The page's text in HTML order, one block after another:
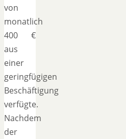
von
monatlich
400 €
aus
einer
geringfügigen
Beschäftigung
verfügte.
Nachdem
der